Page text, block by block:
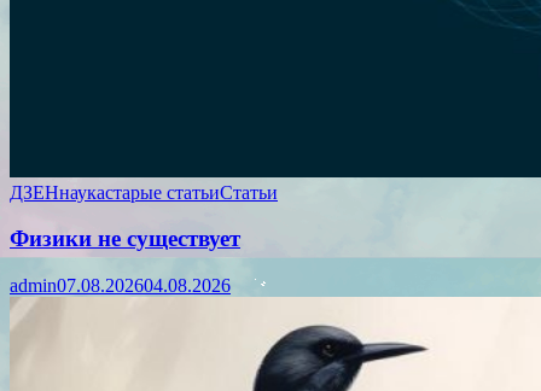
ДЗЕНнаукастарые статьиСтатьи
Физики не существует
admin07.08.202604.08.2026